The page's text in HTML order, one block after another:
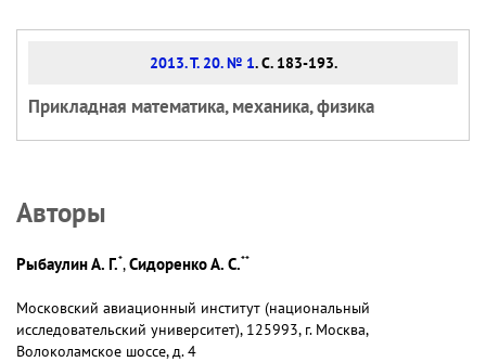
2013. Т. 20. № 1. С. 183-193.
Прикладная математика, механика, физика
Авторы
Рыбаулин А. Г.*,Сидоренко А. С.**
Московский авиационный институт (национальный
исследовательский университет), 125993, г. Москва,
Волоколамское шоссе, д. 4